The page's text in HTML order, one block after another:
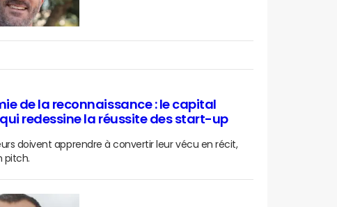
de la reconnaissance : le capital
redessine la réussite des start-up
doivent apprendre à convertir leur vécu en récit,
pitch.